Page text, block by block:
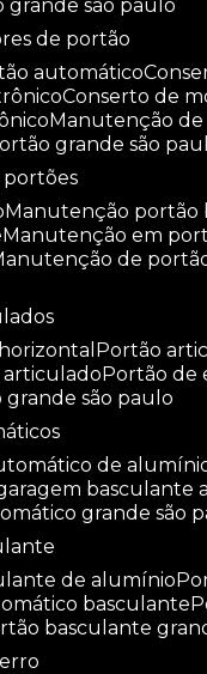
grande são paulo
de portão
automático
conserto de
manutenção
grande são
portões
manutenção
manutenção em
manutenção de
portão
articulado
portão
grande são paulo
de
basculante
grande são
de alumínio
basculante
basculante